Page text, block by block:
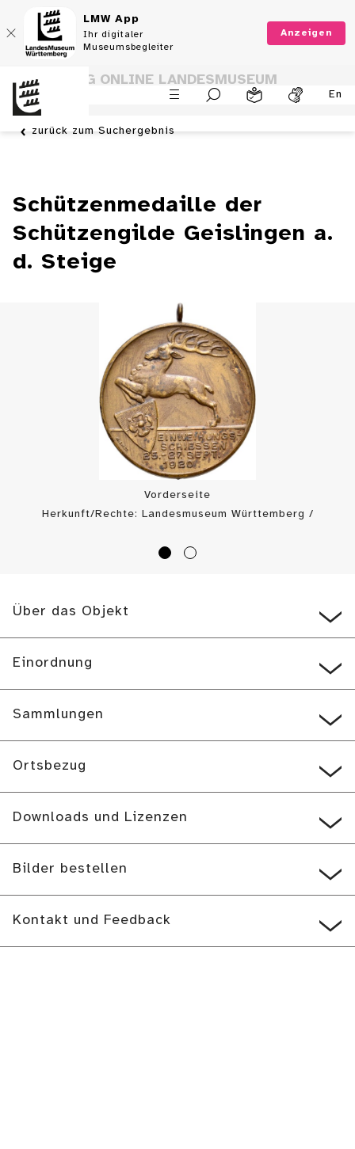
LMW App
Ihr digitaler
Museumsbegleiter
Anzeigen
En
SAMMLUNG ONLINE LANDESMUSEUM
WÜRTTEMBERG
zurück zum Suchergebnis
Schützenmedaille der
Schützengilde Geislingen a.
d. Steige
Vorderseite
Herkunft/Rechte: Landesmuseum Württemberg /
Über das Objekt
Einordnung
Sammlungen
Ortsbezug
Downloads und Lizenzen
Bilder bestellen
Kontakt und Feedback